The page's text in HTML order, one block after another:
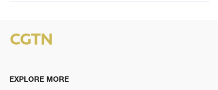
EXPLORE MORE